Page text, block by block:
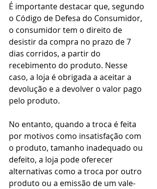
É importante destacar que, segundo
o Código de Defesa do Consumidor,
o consumidor tem o direito de
desistir da compra no prazo de 7
dias corridos, a partir do
recebimento do produto. Nesse
caso, a loja é obrigada a aceitar a
devolução e a devolver o valor pago
pelo produto.
No entanto, quando a troca é feita
por motivos como insatisfação com
o produto, tamanho inadequado ou
defeito, a loja pode oferecer
alternativas como a troca por outro
produto ou a emissão de um vale-